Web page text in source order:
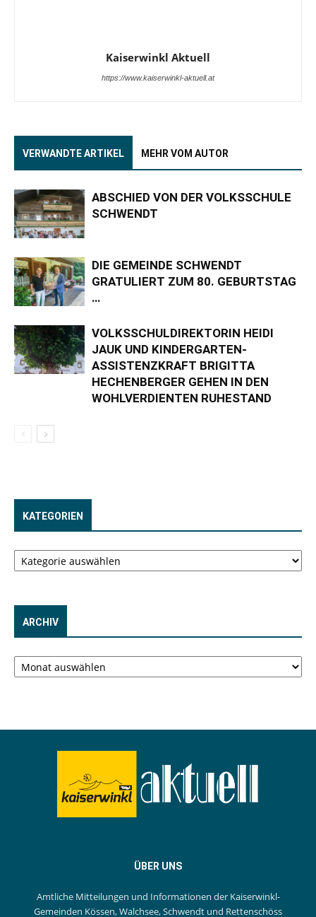
Kaiserwinkl Aktuell
https://www.kaiserwinkl-aktuell.at
VERWANDTE ARTIKEL MEHR VOM AUTOR
ABSCHIED VON DER VOLKSSCHULE
SCHWENDT
DIE GEMEINDE SCHWENDT
GRATULIERT ZUM 80. GEBURTSTAG
…
VOLKSSCHULDIREKTORIN HEIDI
JAUK UND KINDERGARTEN-
ASSISTENZKRAFT BRIGITTA
HECHENBERGER GEHEN IN DEN
WOHLVERDIENTEN RUHESTAND
KATEGORIEN
Kategorien
ARCHIV
Archiv
ÜBER UNS
Amtliche Mitteilungen und Informationen der Kaiserwinkl-
Gemeinden Kössen, Walchsee, Schwendt und Rettenschöss